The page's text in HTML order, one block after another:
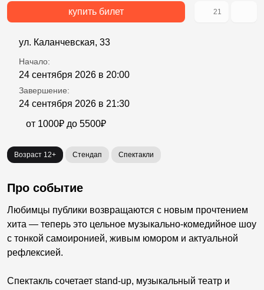
купить билет 21
ул. Каланчевская, 33
Начало:
24 сентября 2026 в 20:00
Завершение:
24 сентября 2026 в 21:30
от 1000₽ до 5500₽
Возраст 12+ Стендап Спектакли
Про событие
Любимцы публики возвращаются с новым прочтением
хита — теперь это цельное музыкально-комедийное шоу
с тонкой самоиронией, живым юмором и актуальной
рефлексией.
Спектакль сочетает stand-up, музыкальный театр и